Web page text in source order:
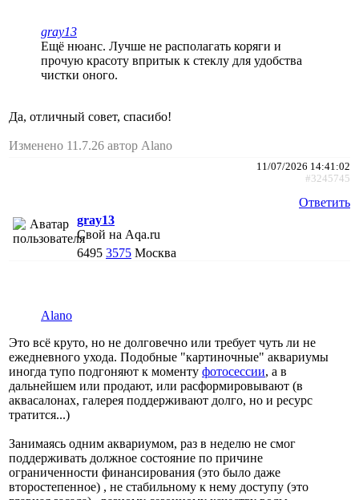
gray13
Ещё нюанс. Лучше не располагать коряги и
прочую красоту впритык к стеклу для удобства
чистки оного.
Да, отличный совет, спасибо!
Изменено 11.7.26 автор Alano
11/07/2026 14:41:02
#3245745
Ответить
gray13
Свой на Aqa.ru
6495 3575 Москва
Alano
Это всё круто, но не долговечно или требует чуть ли не
ежедневного ухода. Подобные "картиночные" аквариумы
иногда тупо подгоняют к моменту фотосессии, а в
дальнейшем или продают, или расформировывают (в
аквасалонах, галерея поддерживают долго, но и ресурс
тратится...)
Занимаясь одним аквариумом, раз в неделю не смог
поддерживать должное состояние по причине
ограниченности финансирования (это было даже
второстепенное) , не стабильному к нему доступу (это